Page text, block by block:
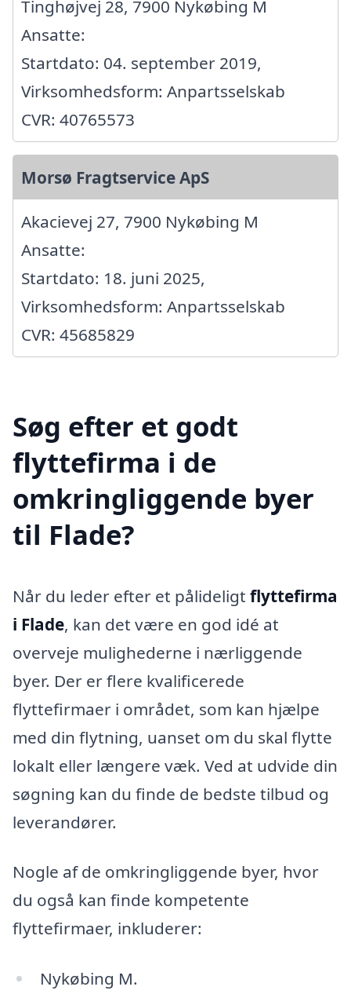
Tinghøjvej 28, 7900 Nykøbing M
Ansatte:
Startdato: 04. september 2019,
Virksomhedsform: Anpartsselskab
CVR: 40765573
Morsø Fragtservice ApS
Akacievej 27, 7900 Nykøbing M
Ansatte:
Startdato: 18. juni 2025,
Virksomhedsform: Anpartsselskab
CVR: 45685829
Søg efter et godt
flyttefirma i de
omkringliggende byer
til Flade?
Når du leder efter et pålideligt flyttefirma
i Flade, kan det være en god idé at
overveje mulighederne i nærliggende
byer. Der er flere kvalificerede
flyttefirmaer i området, som kan hjælpe
med din flytning, uanset om du skal flytte
lokalt eller længere væk. Ved at udvide din
søgning kan du finde de bedste tilbud og
leverandører.
Nogle af de omkringliggende byer, hvor
du også kan finde kompetente
flyttefirmaer, inkluderer:
Nykøbing M.